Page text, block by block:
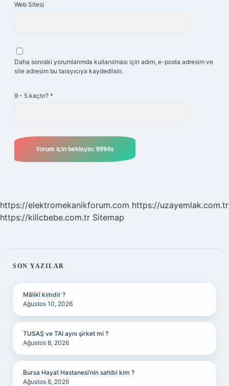
Web Sitesi
Daha sonraki yorumlarımda kullanılması için adım, e-posta adresim ve
site adresim bu tarayıcıya kaydedilsin.
9 - 5 kaçtır? *
https://elektromekanikforum.com https://uzayemlak.com.tr
https://kilicbebe.com.tr Sitemap
SIDEBAR
SON YAZILAR
Mâlikî kimdir ?
Ağustos 10, 2026
TUSAŞ ve TAI aynı şirket mi ?
Ağustos 8, 2026
Bursa Hayat Hastanesi’nin sahibi kim ?
Ağustos 6, 2026